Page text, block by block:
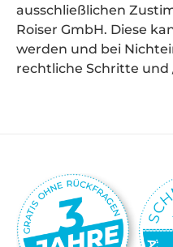
ausschließlichen
Roiser GmbH. Diese
werden und bei
rechtliche Schritte und